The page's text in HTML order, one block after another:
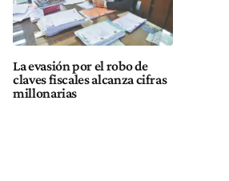
La evasión por el robo de
claves fiscales alcanza cifras
millonarias